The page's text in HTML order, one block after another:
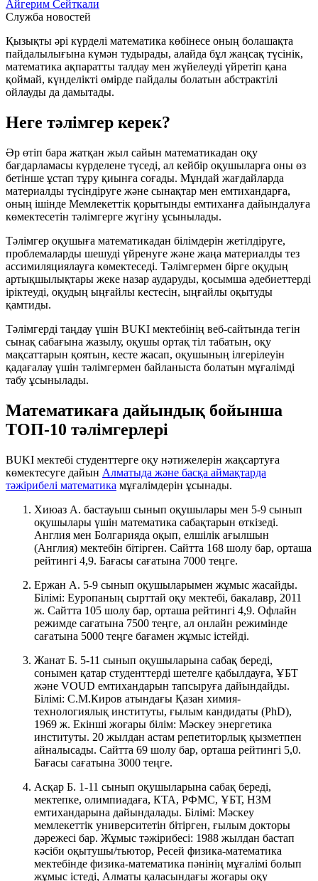
Айгерим Сейткали
Служба новостей
Қызықты әрі күрделі математика көбінесе оның болашақта
пайдалылығына күмән тудырады, алайда бұл жаңсақ түсінік,
математика ақпаратты талдау мен жүйелеуді үйретіп қана
қоймай, күнделікті өмірде пайдалы болатын абстрактілі
ойлауды да дамытады.
Неге тәлімгер керек?
Әр өтіп бара жатқан жыл сайын математикадан оқу
бағдарламасы күрделене түседі, ал кейбір оқушыларға оны өз
бетінше ұстап тұру қиынға соғады. Мұндай жағдайларда
материалды түсіндіруге және сынақтар мен емтихандарға,
оның ішінде Мемлекеттік қорытынды емтиханға дайындалуға
көмектесетін тәлімгерге жүгіну ұсынылады.
Тәлімгер оқушыға математикадан білімдерін жетілдіруге,
проблемаларды шешуді үйренуге және жаңа материалды тез
ассимиляциялауға көмектеседі. Тәлімгермен бірге оқудың
артықшылықтары жеке назар аударуды, қосымша әдебиеттерді
іріктеуді, оқудың ыңғайлы кестесін, ыңғайлы оқытуды
қамтиды.
Тәлімгерді таңдау үшін BUKI мектебінің веб-сайтында тегін
сынақ сабағына жазылу, оқушы ортақ тіл табатын, оқу
мақсаттарын қоятын, кесте жасап, оқушының ілгерілеуін
қадағалау үшін тәлімгермен байланыста болатын мұғалімді
табу ұсынылады.
Математикаға дайындық бойынша
ТОП-10 тәлімгерлері
BUKI мектебі студенттерге оқу нәтижелерін жақсартуға
көмектесуге дайын Алматыда және басқа аймақтарда
тәжірибелі математика мұғалімдерін ұсынады.
Хиюаз А. бастауыш сынып оқушылары мен 5-9 сынып
оқушылары үшін математика сабақтарын өткізеді.
Англия мен Болгарияда оқып, елшілік ағылшын
(Англия) мектебін бітірген. Сайтта 168 шолу бар, орташа
рейтингі 4,9. Бағасы сағатына 7000 теңге.
Ержан А. 5-9 сынып оқушыларымен жұмыс жасайды.
Білімі: Еуропаның сырттай оқу мектебі, бакалавр, 2011
ж. Сайтта 105 шолу бар, орташа рейтингі 4,9. Офлайн
режимде сағатына 7500 теңге, ал онлайн режимінде
сағатына 5000 теңге бағамен жұмыс істейді.
Жанат Б. 5-11 сынып оқушыларына сабақ береді,
сонымен қатар студенттерді шетелге қабылдауға, ҰБТ
және VOUD емтихандарын тапсыруға дайындайды.
Білімі: С.М.Киров атындағы Қазан химия-
технологиялық институты, ғылым кандидаты (PhD),
1969 ж. Екінші жоғары білім: Мәскеу энергетика
институты. 20 жылдан астам репетиторлық қызметпен
айналысады. Сайтта 69 шолу бар, орташа рейтингі 5,0.
Бағасы сағатына 3000 теңге.
Асқар Б. 1-11 сынып оқушыларына сабақ береді,
мектепке, олимпиадаға, КТА, РФМС, ҰБТ, НЗМ
емтихандарына дайындалады. Білімі: Мәскеу
мемлекеттік университетін бітірген, ғылым докторы
дәрежесі бар. Жұмыс тәжірибесі: 1988 жылдан бастап
кәсіби оқытушы/тьютор, Ресей физика-математика
мектебінде физика-математика пәнінің мұғалімі болып
жұмыс істеді, Алматы қаласындағы жоғары оқу